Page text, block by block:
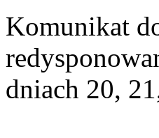
Komunikat
dniach 20,